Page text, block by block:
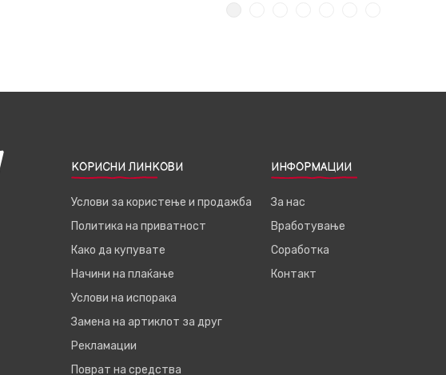
КОРИСНИ ЛИНКОВИ
Услови за користење и продажба
Политика на приватност
Како да купувате
Начини на плаќање
Услови на испорака
Замена на артиклот за друг
Рекламации
Поврат на средства
ИНФОРМАЦИИ
За нас
Вработување
Соработка
Контакт